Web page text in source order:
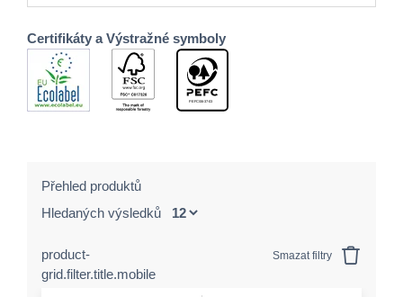
Certifikáty a Výstražné symboly
Přehled produktů
Hledaných výsledků
product-
grid.filter.title.mobile
Smazat filtry